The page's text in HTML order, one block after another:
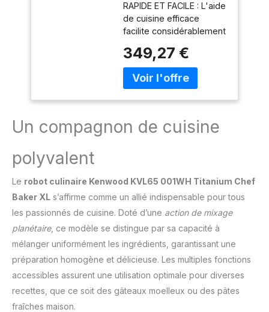
Robot Patissier Avec
Balance Intégrée,
Incl. Ensemble
Pâtisserie 3 Pièces,
Spatule & Protection
Éclaboussures,
1200W, Blanc
RAPIDE ET FACILE : L'aide
de cuisine efficace
facilite considérablement
avec ses quatre
éléments de mélange,
de la préparation des
d'œufs, jusqu'au
pétrissage uniforme de
intégrée, vous gagnez
du temps et évitez le
désordre dans la cuisine
peuvent être pesés
directement dans le bol
ou dans les accessoires
optionnels PUISSANT : Le
système de mélange
planétaire ainsi que le
349,27 €
Un compagnon de cuisine
polyvalent
Le robot culinaire Kenwood KVL65 001WH Titanium Chef
Baker XL s’affirme comme un allié indispensable pour tous
les passionnés de cuisine. Doté d’une action de mixage
planétaire, ce modèle se distingue par sa capacité à
mélanger uniformément les ingrédients, garantissant une
préparation homogène et délicieuse. Les multiples fonctions
accessibles assurent une utilisation optimale pour diverses
recettes, que ce soit des gâteaux moelleux ou des pâtes
fraîches maison.